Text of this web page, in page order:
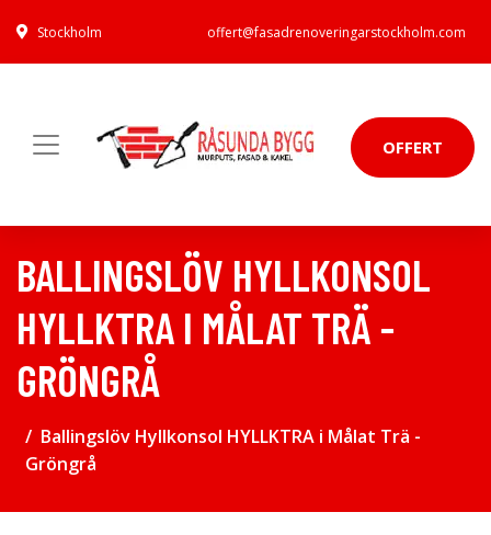
Stockholm offert@fasadrenoveringarstockholm.com
OFFERT
BALLINGSLÖV HYLLKONSOL
HYLLKTRA I MÅLAT TRÄ -
GRÖNGRÅ
Ballingslöv Hyllkonsol HYLLKTRA i Målat Trä -
Gröngrå